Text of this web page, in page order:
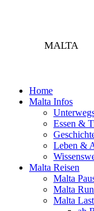
MALTA
Home
Malta Infos
Essen &
Leben &
Malta Reisen
Malta
Malta
Malta